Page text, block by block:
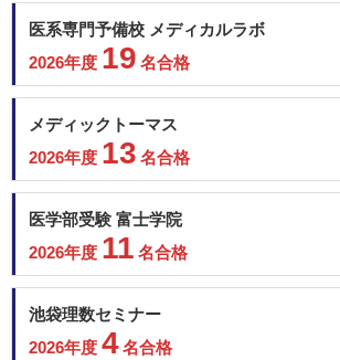
医系専門予備校 メディカルラボ
2026年度 19 名合格
メディックトーマス
2026年度 13 名合格
医学部受験 富士学院
2026年度 11 名合格
池袋理数セミナー
2026年度 4名合格